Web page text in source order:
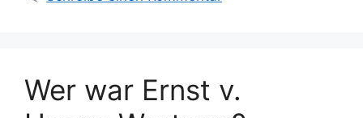
Wer war Ernst v.